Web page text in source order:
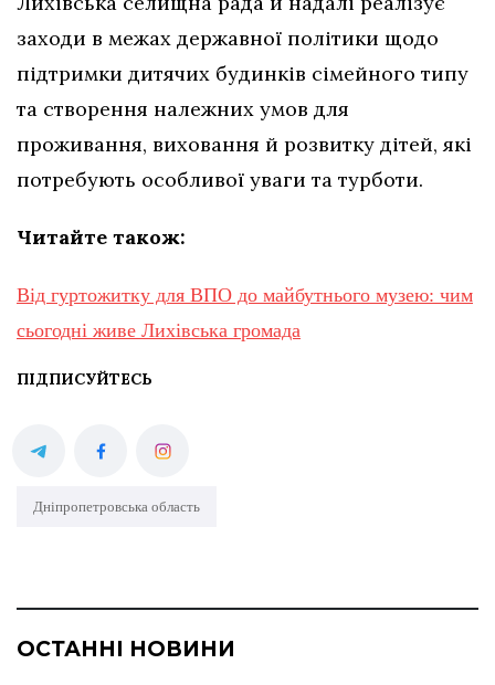
заходи в межах державної політики щодо
підтримки дитячих будинків сімейного типу
та створення належних умов для
проживання, виховання й розвитку дітей, які
потребують особливої уваги та турботи.
Читайте також:
Від гуртожитку для ВПО до майбутнього музею: чим
сьогодні живе Лихівська громада
ПІДПИСУЙТЕСЬ
Дніпропетровська область
ОСТАННІ НОВИНИ